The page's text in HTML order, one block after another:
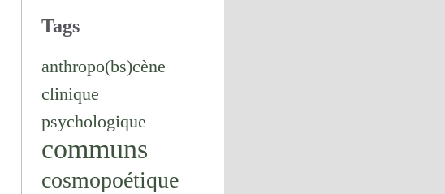
Tags
anthropo(bs)cène
clinique
psychologique
communs
cosmopoétique